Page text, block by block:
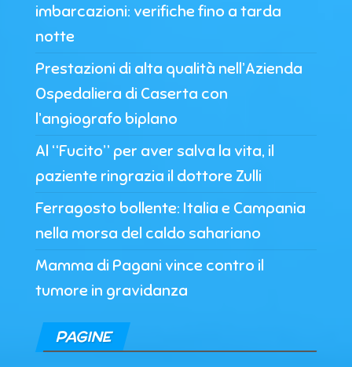
imbarcazioni: verifiche fino a tarda
notte
Prestazioni di alta qualità nell’Azienda
Ospedaliera di Caserta con
l’angiografo biplano
Al “Fucito” per aver salva la vita, il
paziente ringrazia il dottore Zulli
Ferragosto bollente: Italia e Campania
nella morsa del caldo sahariano
Mamma di Pagani vince contro il
tumore in gravidanza
PAGINE